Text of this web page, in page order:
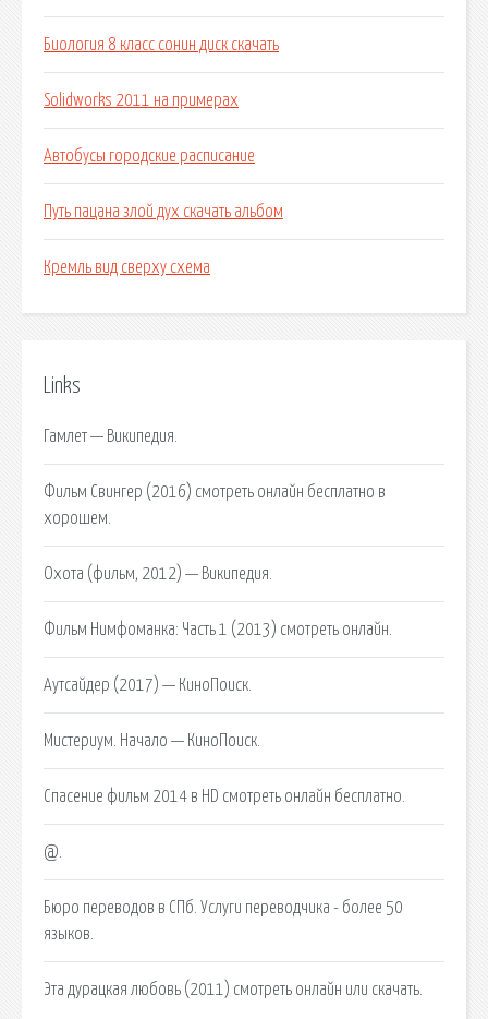
Биология 8 класс сонин диск скачать
Solidworks 2011 на примерах
Автобусы городские расписание
Путь пацана злой дух скачать альбом
Кремль вид сверху схема
Links
Гамлет — Википедия.
Фильм Свингер (2016) смотреть онлайн бесплатно в
хорошем.
Охота (фильм, 2012) — Википедия.
Фильм Нимфоманка: Часть 1 (2013) смотреть онлайн.
Аутсайдер (2017) — КиноПоиск.
Мистериум. Начало — КиноПоиск.
Спасение фильм 2014 в HD смотреть онлайн бесплатно.
@.
Бюро переводов в СПб. Услуги переводчика - более 50
языков.
Эта дурацкая любовь (2011) смотреть онлайн или скачать.